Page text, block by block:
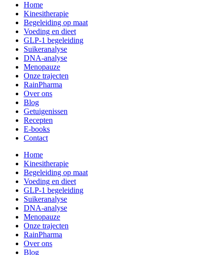
Home
Kinesitherapie
Begeleiding op maat
Voeding en dieet
GLP-1 begeleiding
Suikeranalyse
DNA-analyse
Menopauze
Onze trajecten
RainPharma
Over ons
Blog
Getuigenissen
Recepten
E-books
Contact
Home
Kinesitherapie
Begeleiding op maat
Voeding en dieet
GLP-1 begeleiding
Suikeranalyse
DNA-analyse
Menopauze
Onze trajecten
RainPharma
Over ons
Blog